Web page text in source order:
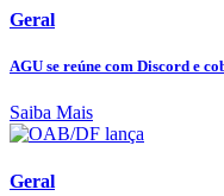
Geral
AGU se reúne com Discord e
Saiba Mais
Geral